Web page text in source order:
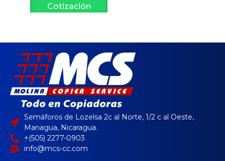
Cotización
Semáforos de Lozelsa 2c al Norte, 1/2 c al Oeste,
Managua, Nicaragua.
+(505) 2277-0903
info@mcs-cc.com